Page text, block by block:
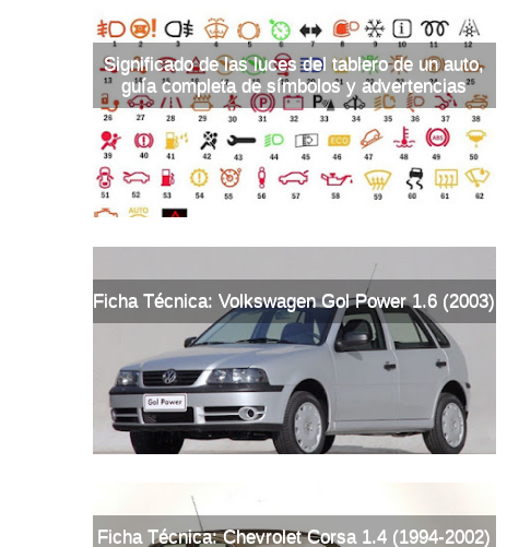
Significado de las luces del tablero de un auto,
guía completa de símbolos y advertencias
Ficha Técnica: Volkswagen Gol Power 1.6 (2003)
Ficha Técnica: Chevrolet Corsa 1.4 (1994-2002)